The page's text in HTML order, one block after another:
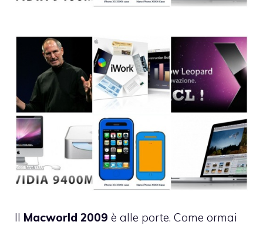
Il Macworld 2009 è alle porte. Come ormai